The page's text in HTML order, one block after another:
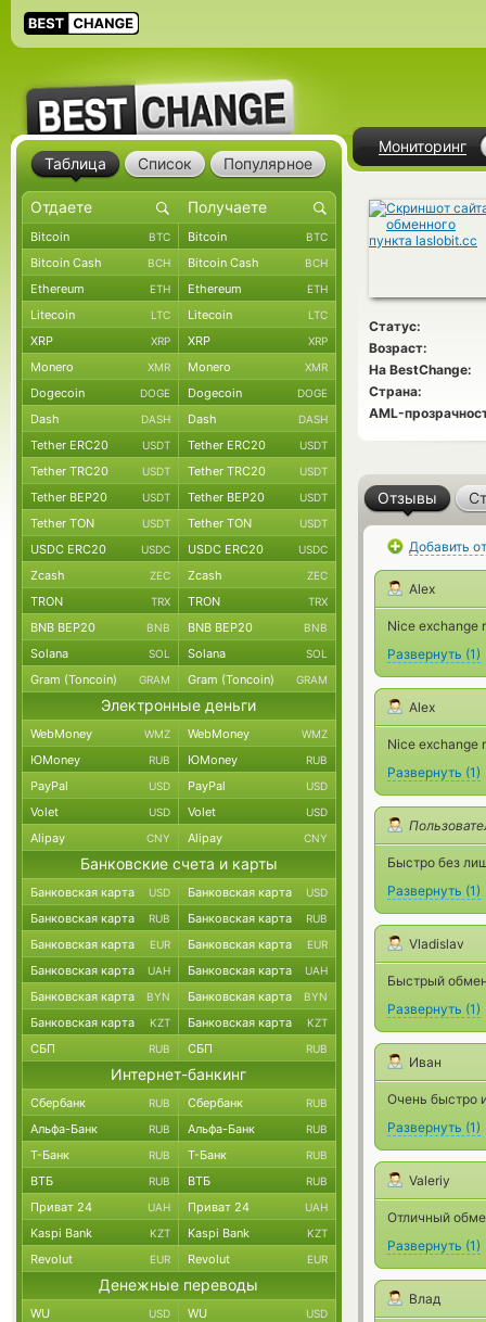
Мониторинг
Статус:
Возраст:
На BestChange:
Страна:
AML-
Отзывы
Добавить
Alex
Nice exchange
Развернуть (1)
Alex
Nice exchange
Развернуть (1)
Быстро без
Развернуть (1)
Vladislav
Быстрый
Развернуть (1)
Иван
Очень быстро
Развернуть (1)
Valeriy
Отличный
Развернуть (1)
Влад
Таблица Список Популярное
Bitcoin BTC Bitcoin BTC
Bitcoin Cash BCH Bitcoin Cash BCH
Ethereum ETH Ethereum ETH
Litecoin LTC Litecoin LTC
XRP XRP XRP XRP
Monero XMR Monero XMR
Dogecoin DOGE Dogecoin DOGE
Dash DASH Dash DASH
Tether ERC20 USDT Tether ERC20 USDT
Tether TRC20 USDT Tether TRC20 USDT
Tether BEP20 USDT Tether BEP20 USDT
Tether TON USDT Tether TON USDT
USDC ERC20 USDC USDC ERC20 USDC
Zcash ZEC Zcash ZEC
TRON TRX TRON TRX
BNB BEP20 BNB BNB BEP20 BNB
Solana SOL Solana SOL
Gram (Toncoin) GRAM Gram (Toncoin) GRAM
Электронные деньги
WebMoney WMZ WebMoney WMZ
ЮMoney RUB ЮMoney RUB
PayPal USD PayPal USD
Volet USD Volet USD
Alipay CNY Alipay CNY
Банковские счета и карты
Банковская карта USD Банковская карта USD
Банковская карта RUB Банковская карта RUB
Банковская карта EUR Банковская карта EUR
Банковская карта UAH Банковская карта UAH
Банковская карта BYN Банковская карта BYN
Банковская карта KZT Банковская карта KZT
СБП RUB СБП RUB
Интернет-банкинг
Сбербанк RUB Сбербанк RUB
Альфа-Банк RUB Альфа-Банк RUB
Т-Банк RUB Т-Банк RUB
ВТБ RUB ВТБ RUB
Приват 24 UAH Приват 24 UAH
Kaspi Bank KZT Kaspi Bank KZT
Revolut EUR Revolut EUR
Денежные переводы
WU USD WU USD